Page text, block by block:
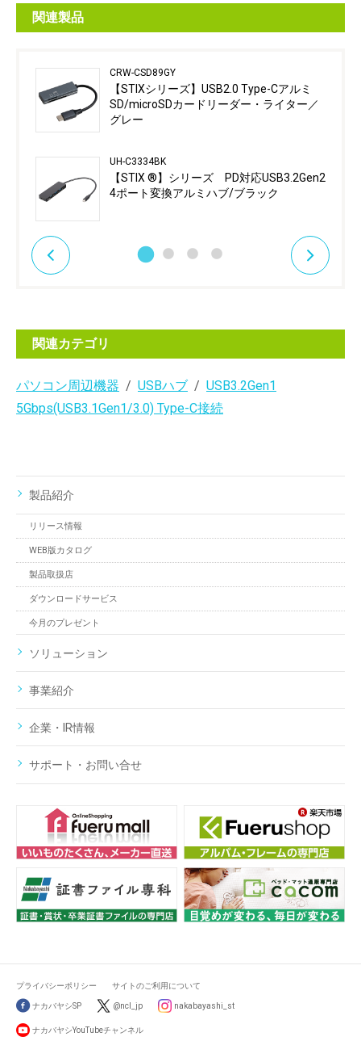
関連製品
CRW-CSD89GY
【STIXシリーズ】USB2.0 Type-Cアルミ
SD/microSDカードリーダー・ライター／
グレー
UH-C3334BK
【STIX ®】シリーズ PD対応USB3.2Gen2
4ポート変換アルミハブ/ブラック
関連カテゴリ
パソコン周辺機器 USBハブ
USB3.2Gen1
5Gbps(USB3.1Gen1/3.0) Type-C接続
製品紹介
リリース情報
WEB版カタログ
製品取扱店
ダウンロードサービス
今月のプレゼント
ソリューション
事業紹介
企業・IR情報
サポート・お問い合せ
プライバシーポリシー サイトのご利用について
ナカバヤシSP @ncl_jp nakabayashi_st
ナカバヤシYouTubeチャンネル